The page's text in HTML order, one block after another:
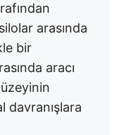
arasında
bir
aracı
davranışlara